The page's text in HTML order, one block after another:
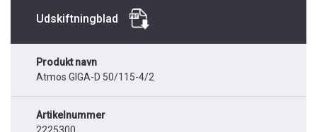
Udskiftningblad
Produkt navn
Atmos GIGA-D 50/115-4/2
Artikelnummer